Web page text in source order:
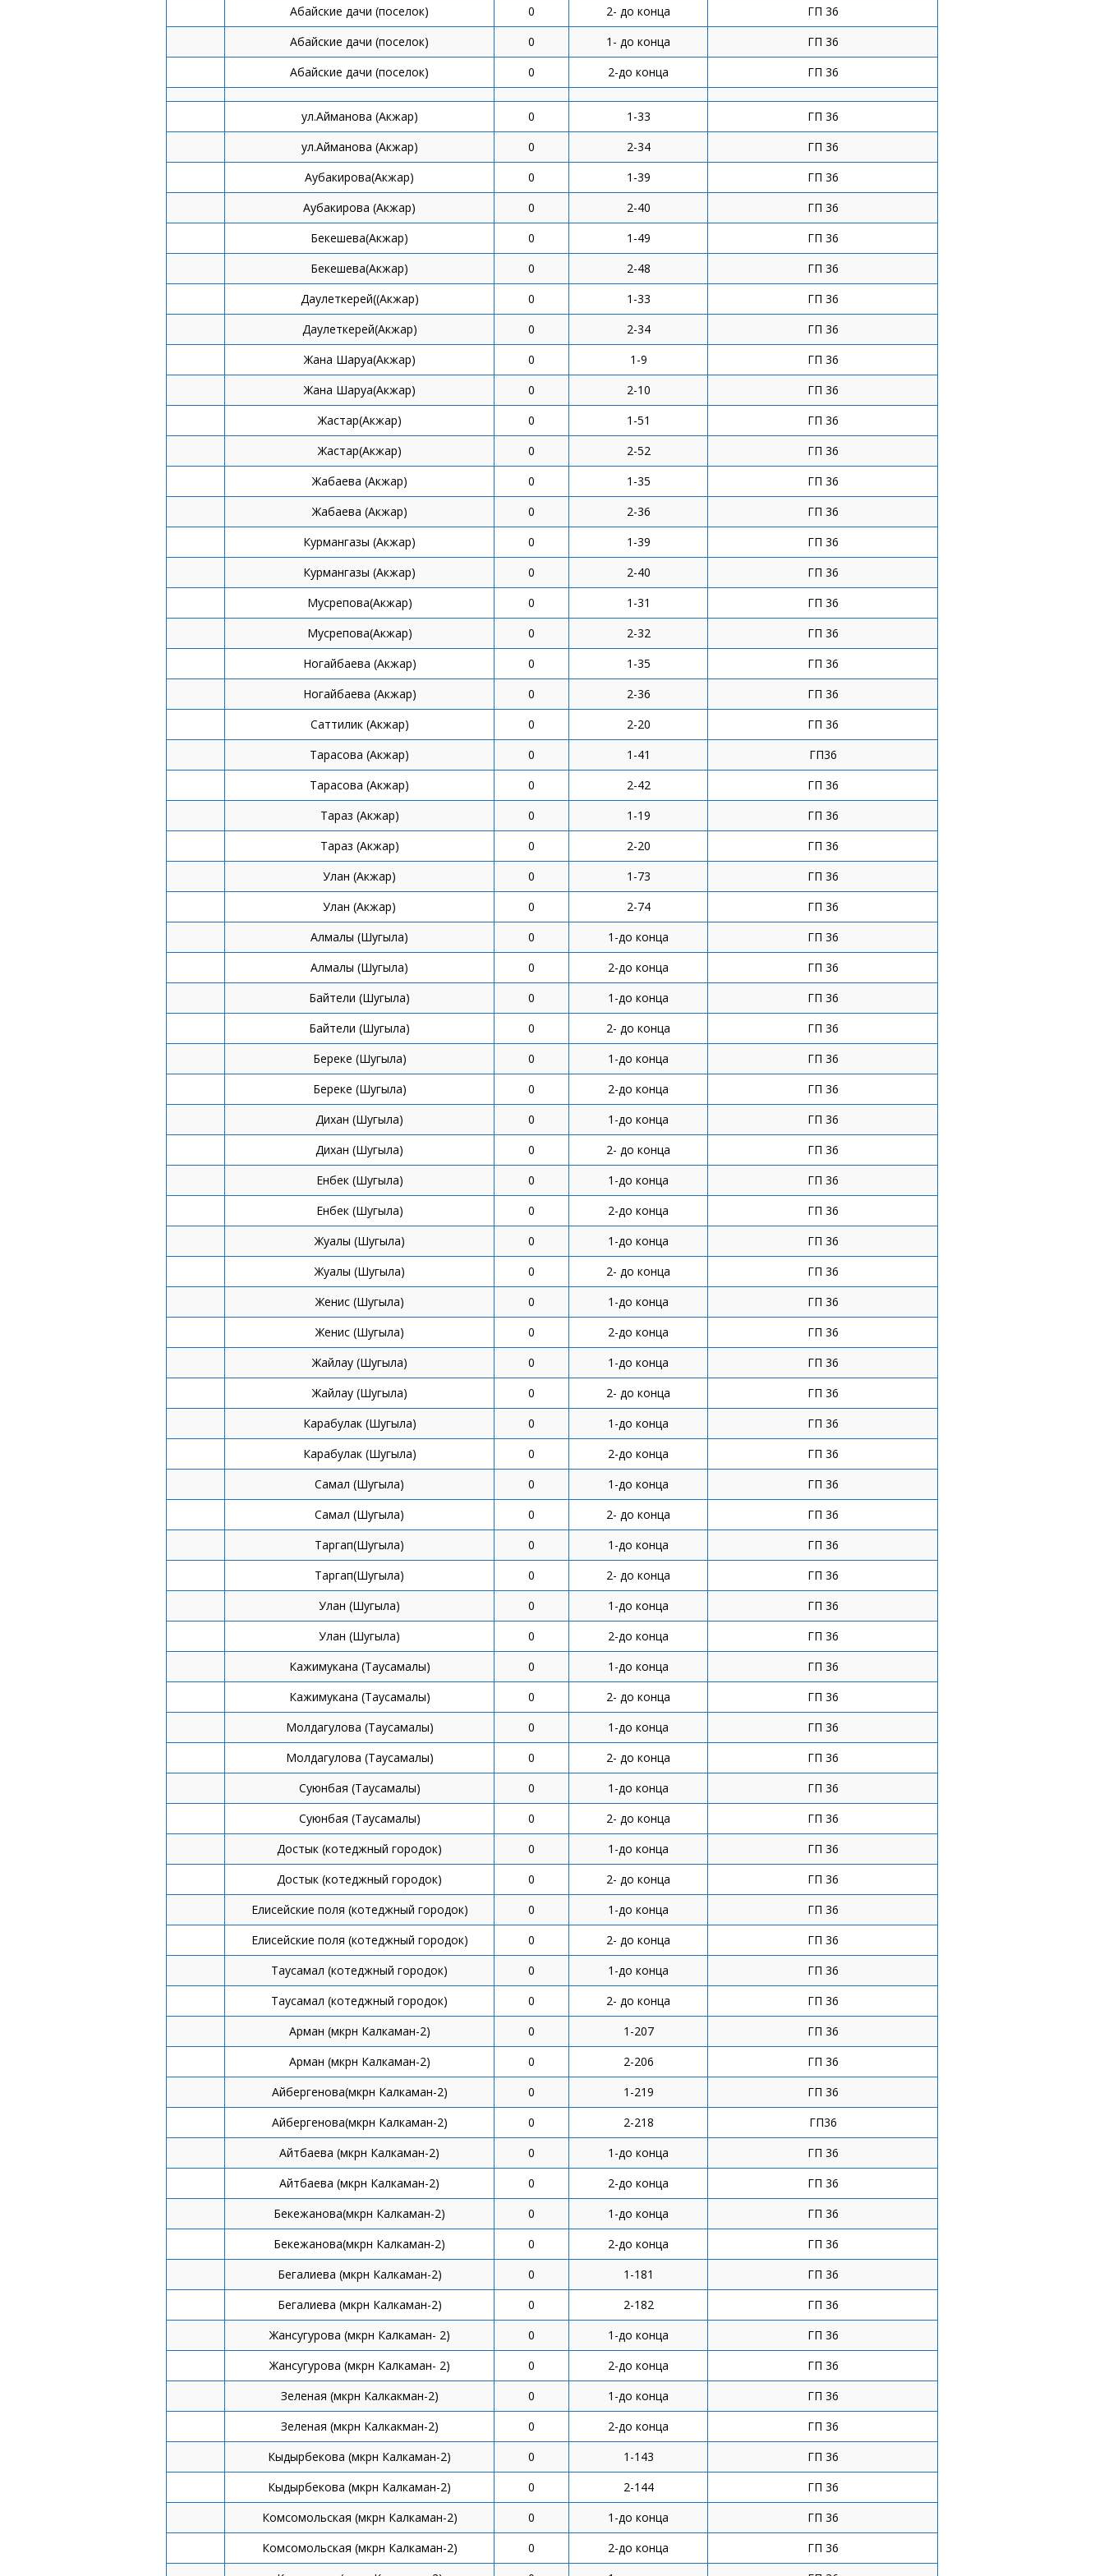
Абайские дачи (поселок)
0 2- до конца
ГП 36
Абайские дачи (поселок)
0 1- до конца
ГП 36
Абайские дачи (поселок)
0 2-до конца ГП 36
ул.Айманова (Акжар) 0 1-33
ГП 36
ул.Айманова (Акжар)
0 2-34
ГП 36
Аубакирова(Акжар)
0 1-39
ГП 36
Аубакирова (Акжар)
0 2-40
ГП 36
Бекешева(Акжар)
0 1-49
ГП 36
Бекешева(Акжар)
0 2-48
ГП 36
Даулеткерей((Акжар)
0 1-33
ГП 36
Даулеткерей(Акжар)
0 2-34
ГП 36
Жана Шаруа(Акжар)
0 1-9
ГП 36
Жана Шаруа(Акжар)
0 2-10
ГП 36
Жастар(Акжар)
0 1-51
ГП 36
Жастар(Акжар)
0 2-52
ГП 36
Жабаева (Акжар)
0 1-35
ГП 36
Жабаева (Акжар)
0 2-36
ГП 36
Курмангазы (Акжар)
0 1-39
ГП 36
Курмангазы (Акжар)
0 2-40
ГП 36
Мусрепова(Акжар)
0 1-31
ГП 36
Мусрепова(Акжар)
0 2-32
ГП 36
Ногайбаева (Акжар)
0 1-35
ГП 36
Ногайбаева (Акжар)
0 2-36
ГП 36
Саттилик (Акжар)
0 2-20
ГП 36
Тарасова (Акжар)
0 1-41
ГП36
Тарасова (Акжар)
0 2-42
ГП 36
Тараз (Акжар)
0 1-19
ГП 36
Тараз (Акжар)
0 2-20
ГП 36
Улан (Акжар)
0 1-73
ГП 36
Улан (Акжар)
0 2-74
ГП 36
Алмалы (Шугыла)
0 1-до конца
ГП 36
Алмалы (Шугыла)
0 2-до конца
ГП 36
Байтели (Шугыла)
0 1-до конца
ГП 36
Байтели (Шугыла)
0 2- до конца
ГП 36
Береке (Шугыла)
0 1-до конца
ГП 36
Береке (Шугыла)
0 2-до конца
ГП 36
Дихан (Шугыла)
0 1-до конца
ГП 36
Дихан (Шугыла)
0 2- до конца
ГП 36
Енбек (Шугыла)
0 1-до конца
ГП 36
Енбек (Шугыла)
0 2-до конца
ГП 36
Жуалы (Шугыла)
0 1-до конца
ГП 36
Жуалы (Шугыла)
0 2- до конца
ГП 36
Женис (Шугыла)
0 1-до конца
ГП 36
Женис (Шугыла)
0 2-до конца
ГП 36
Жайлау (Шугыла)
0 1-до конца
ГП 36
Жайлау (Шугыла)
0 2- до конца
ГП 36
Карабулак (Шугыла)
0 1-до конца
ГП 36
Карабулак (Шугыла)
0 2-до конца
ГП 36
Самал (Шугыла)
0 1-до конца
ГП 36
Самал (Шугыла)
0 2- до конца
ГП 36
Таргап(Шугыла)
0 1-до конца
ГП 36
Таргап(Шугыла)
0 2- до конца
ГП 36
Улан (Шугыла)
0 1-до конца
ГП 36
Улан (Шугыла)
0 2-до конца
ГП 36
Кажимукана (Таусамалы)
0 1-до конца
ГП 36
Кажимукана (Таусамалы)
0 2- до конца
ГП 36
Молдагулова (Таусамалы)
0 1-до конца
ГП 36
Молдагулова (Таусамалы)
0 2- до конца
ГП 36
Суюнбая (Таусамалы)
0 1-до конца
ГП 36
Суюнбая (Таусамалы)
0 2- до конца
ГП 36
Достык (котеджный городок)
0 1-до конца
ГП 36
Достык (котеджный городок)
0 2- до конца
ГП 36
Елисейские поля (котеджный городок)
0 1-до конца
ГП 36
Елисейские поля (котеджный городок)
0 2- до конца
ГП 36
Таусамал (котеджный городок)
0 1-до конца
ГП 36
Таусамал (котеджный городок)
0 2- до конца
ГП 36
Арман (мкрн Калкаман-2)
0 1-207
ГП 36
Арман (мкрн Калкаман-2)
0 2-206
ГП 36
Айбергенова(мкрн Калкаман-2)
0 1-219
ГП 36
Айбергенова(мкрн Калкаман-2)
0 2-218
ГП36
Айтбаева (мкрн Калкаман-2)
0 1-до конца
ГП 36
Айтбаева (мкрн Калкаман-2)
0 2-до конца
ГП 36
Бекежанова(мкрн Калкаман-2)
0 1-до конца
ГП 36
Бекежанова(мкрн Калкаман-2)
0 2-до конца
ГП 36
Бегалиева (мкрн Калкаман-2)
0 1-181
ГП 36
Бегалиева (мкрн Калкаман-2)
0 2-182
ГП 36
Жансугурова (мкрн Калкаман- 2)
0 1-до конца
ГП 36
Жансугурова (мкрн Калкаман- 2)
0 2-до конца
ГП 36
Зеленая (мкрн Калкакман-2)
0 1-до конца
ГП 36
Зеленая (мкрн Калкакман-2)
0 2-до конца
ГП 36
Кыдырбекова (мкрн Калкаман-2)
0 1-143
ГП 36
Кыдырбекова (мкрн Калкаман-2)
0 2-144
ГП 36
Комсомольская (мкрн Калкаман-2)
0 1-до конца
ГП 36
Комсомольская (мкрн Калкаман-2)
0 2-до конца
ГП 36